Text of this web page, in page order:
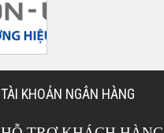
TÀI KHOẢN NGÂN HÀNG